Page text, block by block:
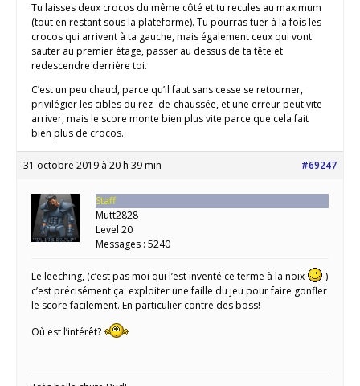
Tu laisses deux crocos du même côté et tu recules au maximum
(tout en restant sous la plateforme). Tu pourras tuer à la fois les
crocos qui arrivent à ta gauche, mais également ceux qui vont
sauter au premier étage, passer au dessus de ta tête et
redescendre derrière toi.
C’est un peu chaud, parce qu’il faut sans cesse se retourner,
privilégier les cibles du rez- de-chaussée, et une erreur peut vite
arriver, mais le score monte bien plus vite parce que cela fait
bien plus de crocos.
31 octobre 2019 à 20 h 39 min #69247
Staff
Mutt2828
Level 20
Messages : 5240
Le leeching, (c’est pas moi qui l’est inventé ce terme à la noix
)
c’est précisément ça: exploiter une faille du jeu pour faire gonfler
le score facilement. En particulier contre des boss!
Où est l’intérêt?